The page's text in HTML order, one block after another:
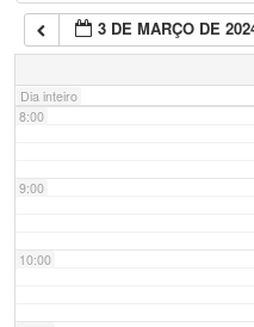
3 DE MARÇO DE
Dia inteiro
7:00
8:00
9:00
10:00